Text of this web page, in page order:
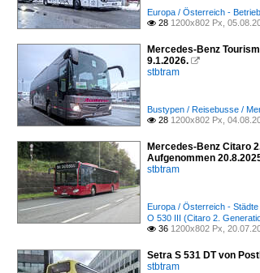
Europa / Österreich -
 28 1200x802 Px,
Mercedes-Benz
9.1.2026. 
stbtram
Bustypen / Reisebusse /
 28 1200x802 Px,
Mercedes-Benz Citaro
Aufgenommen
stbtram
Europa / Österreich -
O 530 III (Citaro 2.
 36 1200x802 Px,
Setra S 531 DT von
stbtram